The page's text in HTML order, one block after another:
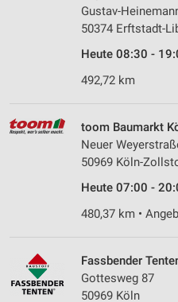
Gustav-
50374 Erftstadt-
Heute 08:30 -
492,72 km
toom Baumarkt
Neuer
50969 Köln-
Heute 07:00 -
480,37 km •
Fassbender
Gottesweg 87
50969 Köln